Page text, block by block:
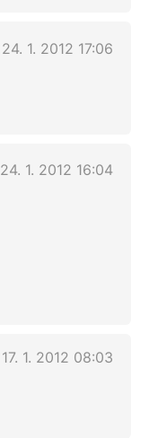
24. 1. 2012 17:06
24. 1. 2012 16:04
17. 1. 2012 08:03